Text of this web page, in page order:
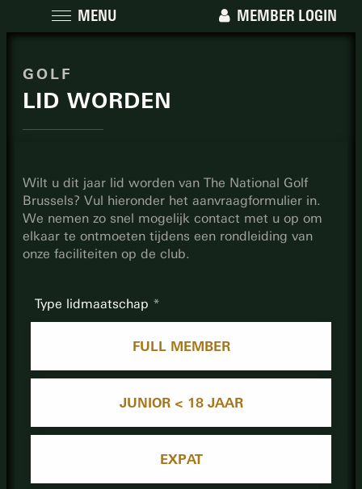
MENU MEMBER LOGIN
GOLF
LID WORDEN
Wilt u dit jaar lid worden van The National Golf
Brussels? Vul hieronder het aanvraagformulier in.
We nemen zo snel mogelijk contact met u op om
elkaar te ontmoeten tijdens een rondleiding van
onze faciliteiten op de club.
Type lidmaatschap
FULL MEMBER
JUNIOR < 18 JAAR
EXPAT